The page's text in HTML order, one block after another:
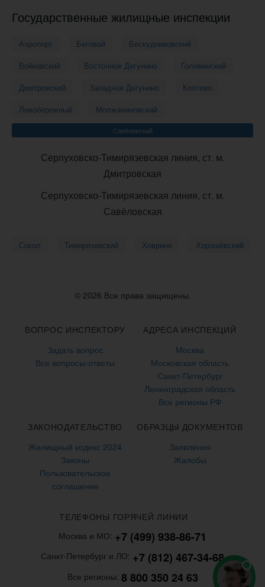
Государственные жилищные инспекции
Аэропорт Беговой
Бескудниковский
Войковский
Восточное Дегунино
Головинский
Дмитровский
Западное Дегунино
Коптево
Левобережный
Молжаниновский
Савёловский
Серпуховско-Тимирязевская линия, ст. м.
Дмитровская
Серпуховско-Тимирязевская линия, ст. м.
Савёловская
Сокол Тимирязевский Ховрино Хорошёвский
© 2026 Все права защищены.
ВОПРОС ИНСПЕКТОРУ
Задать вопрос
Все вопросы-ответы
АДРЕСА ИНСПЕКЦИЙ
Москва
Московская область
Санкт-Петербург
Ленинградская область
Все регионы РФ
ЗАКОНОДАТЕЛЬСТВО
Жилищный кодекс 2024
Законы
Пользовательское
соглашение
ОБРАЗЦЫ ДОКУМЕНТОВ
Заявления
Жалобы
ТЕЛЕФОНЫ ГОРЯЧЕЙ ЛИНИИ
Москва и МО: +7 (499) 938-86-71
Санкт-Петербург и ЛО: +7 (812) 467-34-68
Все регионы: 8 800 350 24 63